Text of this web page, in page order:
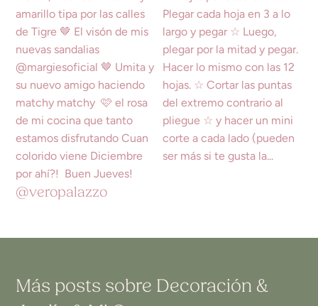
@veropalazzo
Más posts sobre Decoración &